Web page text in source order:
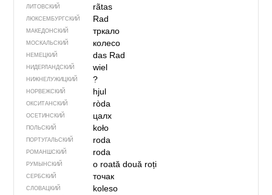
ЛИТОВСКИЙ rãtas
ЛЮКСЕМБУРГСКИЙ Rad
МАКЕДОНСКИЙ тркало
МОСКАЛЬСКИЙ колесо
НЕМЕЦКИЙ das Rad
НИДЕРЛАНДСКИЙ wiel
НИЖНЕЛУЖИЦКИЙ ?
НОРВЕЖСКИЙ hjul
ОКСИТАНСКИЙ ròda
ОСЕТИНСКИЙ цалх
ПОЛЬСКИЙ koło
ПОРТУГАЛЬСКИЙ roda
РОМАНШСКИЙ roda
РУМЫНСКИЙ o roatădouă roți
СЕРБСКИЙ точак
СЛОВАЦКИЙ koleso